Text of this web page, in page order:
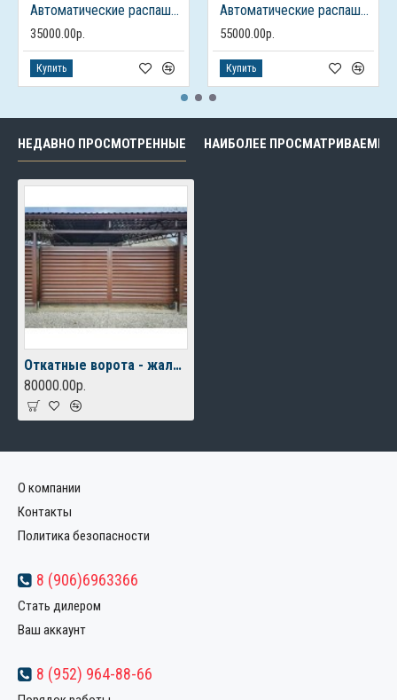
Автоматические распашные ворота из профлиста с калиткой
35000.00р.
Купить
Автоматические распашные ворота с калиткой
55000.00р.
Купить
НЕДАВНО ПРОСМОТРЕННЫЕ НАИБОЛЕЕ ПРОСМАТРИВАЕМЫЕ
Откатные ворота - жалюзи
80000.00р.
О компании
Контакты
Политика безопасности
8 (906)6963366
Стать дилером
Ваш аккаунт
8 (952) 964-88-66